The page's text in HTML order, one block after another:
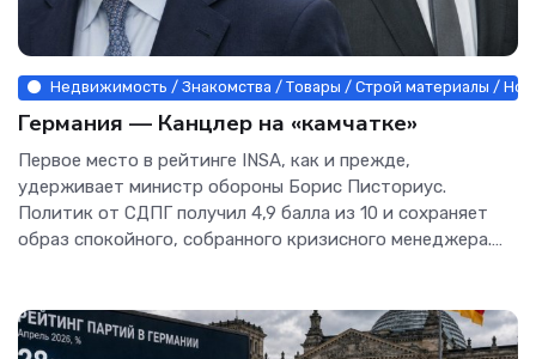
Недвижимость / Знакомства / Товары / Строй материалы /
Германия — Канцлер на «камчатке»
Первое место в рейтинге INSA, как и прежде,
удерживает министр обороны Борис Писториус.
Политик от СДПГ получил 4,9 балла из 10 и сохраняет
образ спокойного, собранного кризисного менеджера.